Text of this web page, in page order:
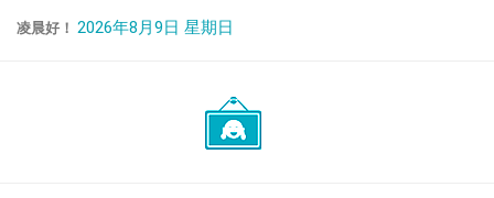
凌晨好！ 2026年8月9日 星期日